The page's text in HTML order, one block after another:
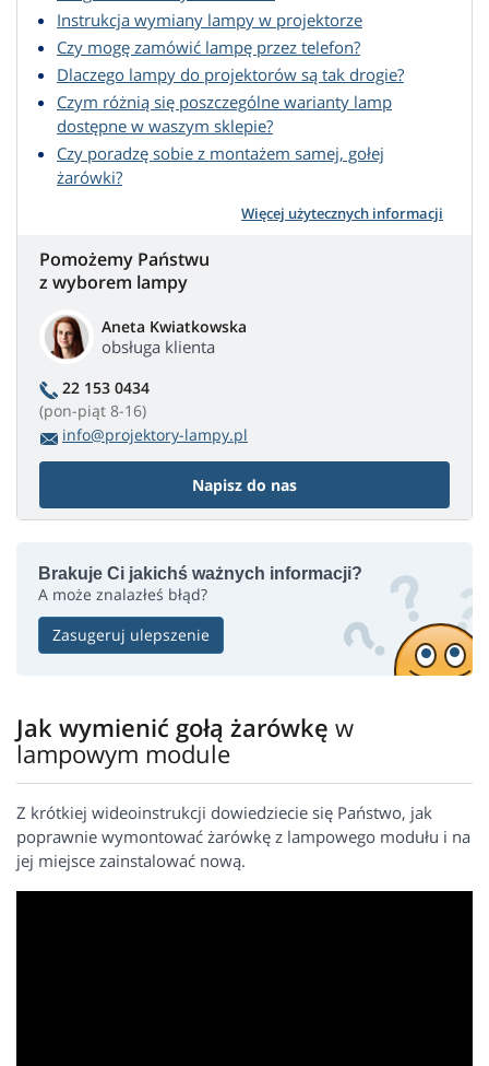
Instrukcja wymiany lampy w projektorze
Czy mogę zamówić lampę przez telefon?
Dlaczego lampy do projektorów są tak drogie?
Czym różnią się poszczególne warianty lamp
dostępne w waszym sklepie?
Czy poradzę sobie z montażem samej, gołej
żarówki?
Więcej użytecznych informacji
Pomożemy Państwu
z wyborem lampy
Aneta Kwiatkowska
obsługa klienta
22 153 0434
(pon-piąt 8-16)
info@projektory-lampy.pl
Napisz do nas
Brakuje Ci jakichś ważnych informacji?
A może znalazłeś błąd?
Zasugeruj ulepszenie
Jak wymienić gołą żarówkę w
lampowym module
Z krótkiej wideoinstrukcji dowiedziecie się Państwo, jak
poprawnie wymontować żarówkę z lampowego modułu i na
jej miejsce zainstalować nową.